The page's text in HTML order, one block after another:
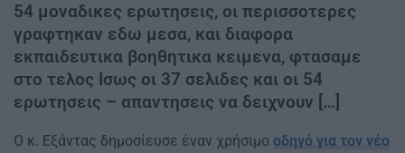
54 μοναδικες ερωτησεις, οι περισσοτερες
γραφτηκαν εδω μεσα, και διαφορα
εκπαιδευτικα βοηθητικα κειμενα, φτασαμε
στο τελος Ισως οι 37 σελιδες και οι 54
ερωτησεις – απαντησεις να δειχνουν […]
Ο κ. Εξάντας δημοσίευσε έναν χρήσιμο οδηγό για τον νέο